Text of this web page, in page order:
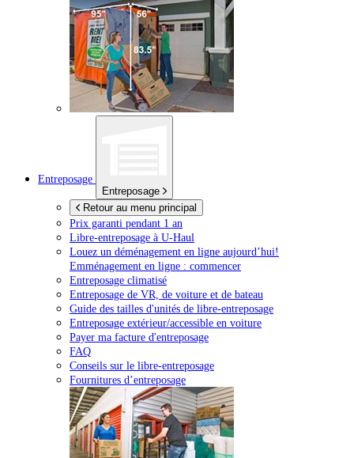
Entreposage
Entreposage
Retour au menu principal
Prix garanti pendant 1 an
Libre-entreposage à U-Haul
Louez un déménagement en ligne aujourd’hui!
Emménagement en ligne : commencer
Entreposage climatisé
Entreposage de VR, de voiture et de bateau
Guide des tailles d'unités de libre-entreposage
Entreposage extérieur/accessible en voiture
Payer ma facture d'entreposage
FAQ
Conseils sur le libre-entreposage
Fournitures d’entreposage